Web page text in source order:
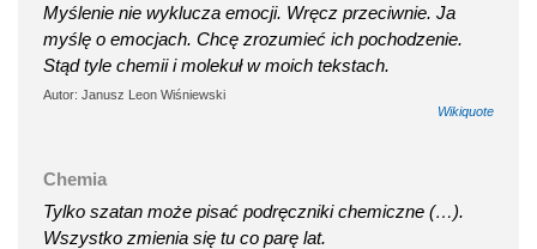
Myślenie nie wyklucza emocji. Wręcz przeciwnie. Ja
myślę o emocjach. Chcę zrozumieć ich pochodzenie.
Stąd tyle chemii i molekuł w moich tekstach.
Autor: Janusz Leon Wiśniewski
Wikiquote
Chemia
Tylko szatan może pisać podręczniki chemiczne (…).
Wszystko zmienia się tu co parę lat.